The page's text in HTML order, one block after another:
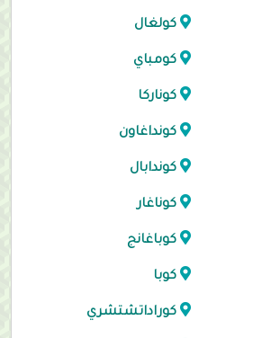
كولغال
كومباي
كوناركا
كونداغاون
كوندابال
كوناغار
كوباغانج
كوبا
كوراداتشتشري